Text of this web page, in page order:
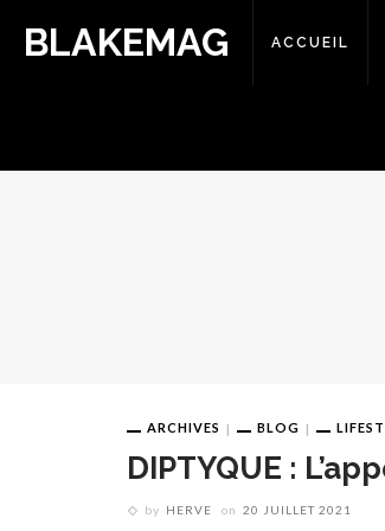
BLAKEMAG ACCUEIL
ARCHIVES BLOG
DIPTYQUE :
by HERVE on 20 JUILLET 2021